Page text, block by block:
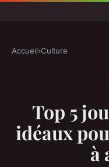
Accueil›Culture
Top 5
idéaux
à